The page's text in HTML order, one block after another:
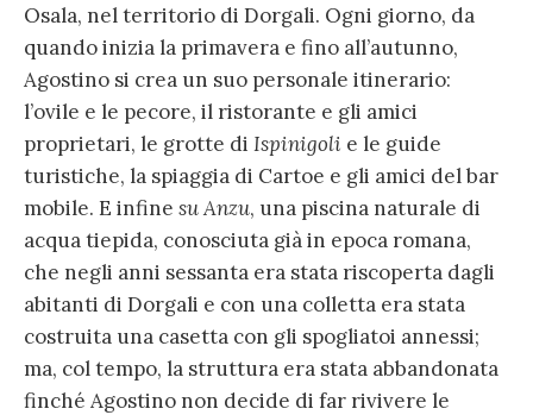
Osala, nel territorio di Dorgali. Ogni giorno, da
quando inizia la primavera e fino all’autunno,
Agostino si crea un suo personale itinerario:
l’ovile e le pecore, il ristorante e gli amici
proprietari, le grotte di Ispinigoli e le guide
turistiche, la spiaggia di Cartoe e gli amici del bar
mobile. E infine su Anzu, una piscina naturale di
acqua tiepida, conosciuta già in epoca romana,
che negli anni sessanta era stata riscoperta dagli
abitanti di Dorgali e con una colletta era stata
costruita una casetta con gli spogliatoi annessi;
ma, col tempo, la struttura era stata abbandonata
finché Agostino non decide di far rivivere le